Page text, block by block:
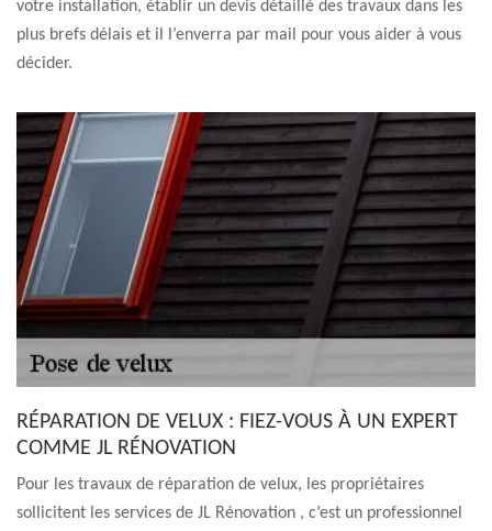
votre installation, établir un devis détaillé des travaux dans les
plus brefs délais et il l’enverra par mail pour vous aider à vous
décider.
RÉPARATION DE VELUX : FIEZ-VOUS À UN EXPERT
COMME JL RÉNOVATION
Pour les travaux de réparation de velux, les propriétaires
sollicitent les services de JL Rénovation , c’est un professionnel